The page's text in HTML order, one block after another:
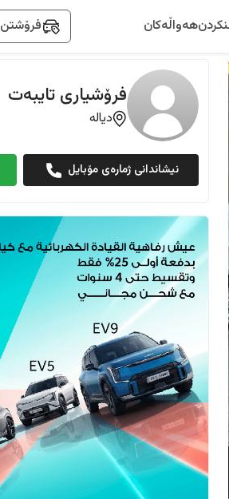
هەواڵەکان فرۆشتن
فرۆشیاری تایبەت
دیالە
نیشاندانی ژمارەی مۆبایل